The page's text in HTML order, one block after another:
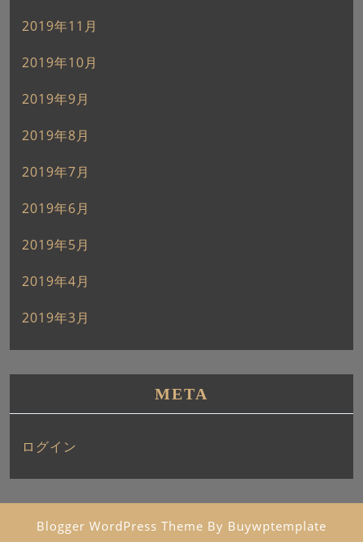
2019年11月
2019年10月
2019年9月
2019年8月
2019年7月
2019年6月
2019年5月
2019年4月
2019年3月
META
ログイン
Blogger WordPress Theme By Buywptemplate